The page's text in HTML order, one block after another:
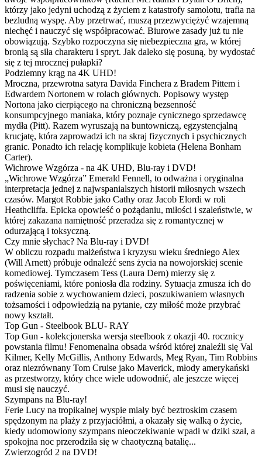
którzy jako jedyni uchodzą z życiem z katastrofy samolotu, trafia na
bezludną wyspę. Aby przetrwać, muszą przezwyciężyć wzajemną
niechęć i nauczyć się współpracować. Biurowe zasady już tu nie
obowiązują. Szybko rozpoczyna się niebezpieczna gra, w której
bronią są siła charakteru i spryt. Jak daleko się posuną, by wydostać
się z tej mrocznej pułapki?
Podziemny krąg na 4K UHD!
Mroczna, przewrotna satyra Davida Finchera z Bradem Pittem i
Edwardem Nortonem w rolach głównych. Popisowy występ
Nortona jako cierpiącego na chroniczną bezsenność
konsumpcyjnego maniaka, który poznaje cynicznego sprzedawcę
mydła (Pitt). Razem wyruszają na buntowniczą, egzystencjalną
krucjatę, która zaprowadzi ich na skraj fizycznych i psychicznych
granic. Ponadto ich relację komplikuje kobieta (Helena Bonham
Carter).
Wichrowe Wzgórza - na 4K UHD, Blu-ray i DVD!
„Wichrowe Wzgórza” Emerald Fennell, to odważna i oryginalna
interpretacja jednej z najwspanialszych historii miłosnych wszech
czasów. Margot Robbie jako Cathy oraz Jacob Elordi w roli
Heathcliffa. Epicka opowieść o pożądaniu, miłości i szaleństwie, w
której zakazana namiętność przeradza się z romantycznej w
odurzającą i toksyczną.
Czy mnie słychac? Na Blu-ray i DVD!
W obliczu rozpadu małżeństwa i kryzysu wieku średniego Alex
(Will Arnett) próbuje odnaleźć sens życia na nowojorskiej scenie
komediowej. Tymczasem Tess (Laura Dern) mierzy się z
poświęceniami, które poniosła dla rodziny. Sytuacja zmusza ich do
radzenia sobie z wychowaniem dzieci, poszukiwaniem własnych
tożsamości i odpowiedzią na pytanie, czy miłość może przybrać
nowy kształt.
Top Gun - Steelbook BLU- RAY
Top Gun - kolekcjonerska wersja steelbook z okazji 40. rocznicy
powstania filmu! Fenomenalna obsada wśród której znaleźli się Val
Kilmer, Kelly McGillis, Anthony Edwards, Meg Ryan, Tim Robbins
oraz niezrównany Tom Cruise jako Maverick, młody amerykański
as przestworzy, który chce wiele udowodnić, ale jeszcze więcej
musi się nauczyć.
Szympans na Blu-ray!
Ferie Lucy na tropikalnej wyspie miały być beztroskim czasem
spędzonym na plaży z przyjaciółmi, a okazały się walką o życie,
kiedy udomowiony szympans nieoczekiwanie wpadł w dziki szał, a
spokojna noc przerodziła się w chaotyczną batalię...
Zwierzogród 2 na DVD!